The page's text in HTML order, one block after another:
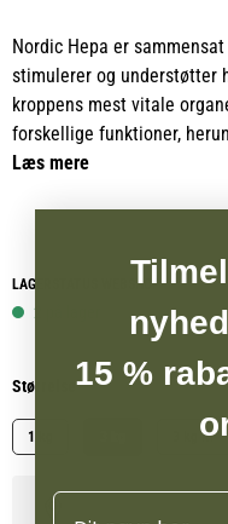
Nordic Hepa er
stimulerer og understøtter
kroppens mest vitale
forskellige funktioner,
affaldsstoffer og regulering
Med et højt indhold af
Hepa nydannelsen af
og røllike stimulerer
Kombinationen af disse
opretholde en sund
udrensning.
Læs mere
LAGERSTATUS WEBSHOP
2 på lager
Størrelse
1 kg 3 kg RF
15 %
Navn